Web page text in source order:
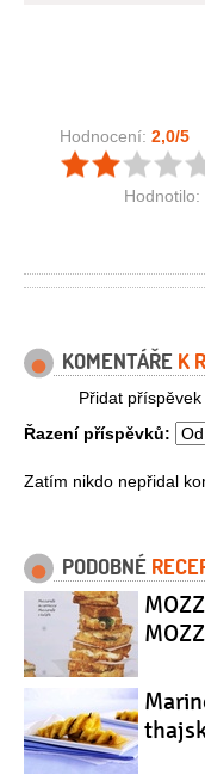
Hodnocení: 2,0/5
Hodnotilo:
KOMENTÁŘE K
Přidat příspěvek
Řazení příspěvků:
Zatím nikdo nepřidal
PODOBNÉ